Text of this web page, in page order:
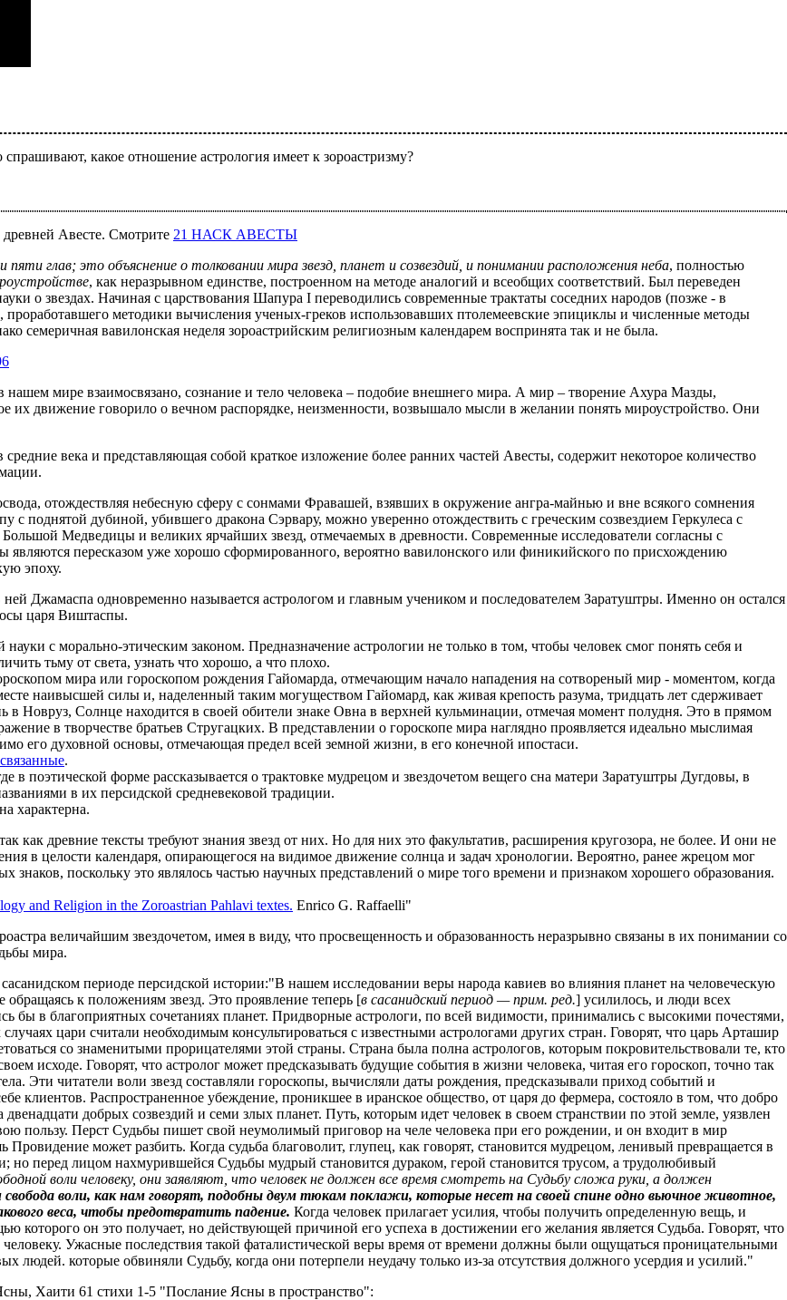
какое отношение астрология имеет к зороастризму?
Авесте. Смотрите 21 НАСК АВЕСТЫ
глав; это объяснение о толковании мира звезд, планет и созвездий, и понимании расположения неба, полностью
, как неразрывном единстве, построенном на методе аналогий и всеобщих соответствий. Был переведен
о звездах. Начиная с царствования Шапура I переводились современные трактаты соседних народов (позже - в
методики вычисления ученых-греков использовавших птолемеевские эпициклы и численные методы
семеричная вавилонская неделя зороастрийским религиозным календарем воспринята так и не была.
нашем мире взаимосвязано, сознание и тело человека – подобие внешнего мира. А мир – творение Ахура Мазды,
их движение говорило о вечном распорядке, неизменности, возвышало мысли в желании понять мироустройство. Они
века и представляющая собой краткое изложение более ранних частей Авесты, содержит некоторое количество
отождествляя небесную сферу с сонмами Фравашей, взявших в окружение ангра-майнью и вне всякого сомнения
с поднятой дубиной, убившего дракона Сэрвару, можно уверенно отождествить с греческим созвездием Геркулеса с
Медведицы и великих ярчайших звезд, отмечаемых в древности. Современные исследователи согласны с
пересказом уже хорошо сформированного, вероятно вавилонского или финикийского по присхождению
эпоху.
Джамаспа одновременно называется астрологом и главным учеником и последователем Заратуштры. Именно он остался
царя Виштаспы.
с морально-этическим законом. Предназначение астрологии не только в том, чтобы человек смог понять себя и
тьму от света, узнать что хорошо, а что плохо.
мира или гороскопом рождения Гайомарда, отмечающим начало нападения на сотвореный мир - моментом, когда
наивысшей силы и, наделенный таким могуществом Гайомард, как живая крепость разума, тридцать лет сдерживает
в Новруз, Солнце находится в своей обители знаке Овна в верхней кульминации, отмечая момент полудня. Это в прямом
в творчестве братьев Стругацких. В представлении о гороскопе мира наглядно проявляется идеально мыслимая
его духовной основы, отмечающая предел всей земной жизни, в его конечной ипостаси.
.
в поэтической форме рассказывается о трактовке мудрецом и звездочетом вещего сна матери Заратуштры Дугдовы, в
в их персидской средневековой традиции.
характерна.
как древние тексты требуют знания звезд от них. Но для них это факультатив, расширения кругозора, не более. И они не
в целости календаря, опирающегося на видимое движение солнца и задач хронологии. Вероятно, ранее жрецом мог
знаков, поскольку это являлось частью научных представлений о мире того времени и признаком хорошего образования.
and Religion in the Zoroastrian Pahlavi textes. Enrico G. Raffaelli"
величайшим звездочетом, имея в виду, что просвещенность и образованность неразрывно связаны в их понимании со
мира.
периоде персидской истории:"В нашем исследовании веры народа кавиев во влияния планет на человеческую
к положениям звезд. Это проявление теперь [в сасанидский период — прим. ред.] усилилось, и люди всех
бы в благоприятных сочетаниях планет. Придворные астрологи, по всей видимости, принимались с высокими почестями,
цари считали необходимым консультироваться с известными астрологами других стран. Говорят, что царь Арташир
со знаменитыми прорицателями этой страны. Страна была полна астрологов, которым покровительствовали те, кто
исходе. Говорят, что астролог может предсказывать будущие события в жизни человека, читая его гороскоп, точно так
Эти читатели воли звезд составляли гороскопы, вычисляли даты рождения, предсказывали приход событий и
клиентов. Распространенное убеждение, проникшее в иранское общество, от царя до фермера, состояло в том, что добро
добрых созвездий и семи злых планет. Путь, которым идет человек в своем странствии по этой земле, уязвлен
пользу. Перст Судьбы пишет свой неумолимый приговор на челе человека при его рождении, и он входит в мир
может разбить. Когда судьба благоволит, глупец, как говорят, становится мудрецом, ленивый превращается в
но перед лицом нахмурившейся Судьбы мудрый становится дураком, герой становится трусом, а трудолюбивый
воли человеку, они заявляют, что человек не должен все время смотреть на Судьбу сложа руки, а должен
свобода воли, как нам говорят, подобны двум тюкам поклажи, которые несет на своей спине одно вьючное животное,
веса, чтобы предотвратить падение. Когда человек прилагает усилия, чтобы получить определенную вещь, и
которого он это получает, но действующей причиной его успеха в достижении его желания является Судьба. Говорят, что
Ужасные последствия такой фаталистической веры время от времени должны были ощущаться проницательными
которые обвиняли Судьбу, когда они потерпели неудачу только из-за отсутствия должного усердия и усилий."
Хаити 61 стихи 1-5 "Послание Ясны в пространство":